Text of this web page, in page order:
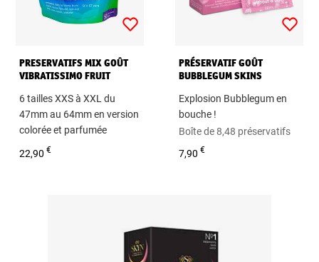
PRESERVATIFS MIX GOÛT
VIBRATISSIMO FRUIT
6 tailles XXS à XXL du
47mm au 64mm en version
colorée et parfumée
Sachet de 50 préservatifs
22,90€
PRÉSERVATIF GOÛT
BUBBLEGUM SKINS
Explosion Bubblegum en
bouche !
Boîte de 8,48 préservatifs
7,90€